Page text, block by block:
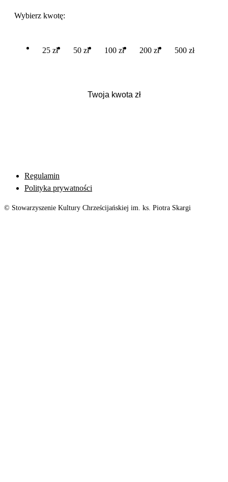
Wybierz kwotę:
25 zł 50 zł 100 zł 200 zł 500 zł
Regulamin
Polityka prywatności
© Stowarzyszenie Kultury Chrześcijańskiej im. ks. Piotra Skargi